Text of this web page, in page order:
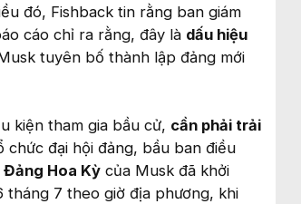
đó, Fishback tin rằng ban giám
cáo chỉ ra rằng, đây là dấu hiệu
tuyên bố thành lập đảng mới
kiện tham gia bầu cử, cần phải trải
chức đại hội đảng, bầu ban điều
Đảng Hoa Kỳ của Musk đã khởi
tháng 7 theo giờ địa phương, khi